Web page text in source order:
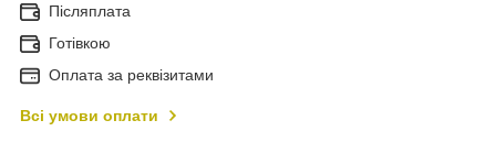
Післяплата
Готівкою
Оплата за реквізитами
Всі умови оплати